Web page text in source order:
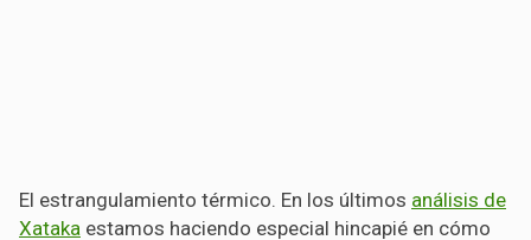
El estrangulamiento térmico. En los últimos análisis de
Xataka estamos haciendo especial hincapié en cómo